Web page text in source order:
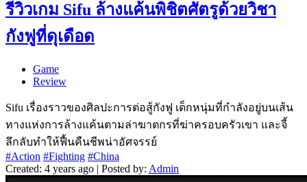
รีวิวเกม Sifu ล้างแค้นพิชิตศัตรูด้วยวิชา
กังฟูที่ดุเดือด
Game
Review
Sifu เรื่องราวของศิลปะการต่อสู้กังฟู เด็กหนุ่มที่กำลังอยู่บนเส้น
ทางแห่งการล้างแค้นตามล่าฆาตกรที่ฆ่าครอบครัวเขา และจี้
ลึกลับทำให้ฟื้นคืนชีพน่าอัศจรรย์
#Action #Fighting #China
Created: 4 years ago | Posted by: Admin